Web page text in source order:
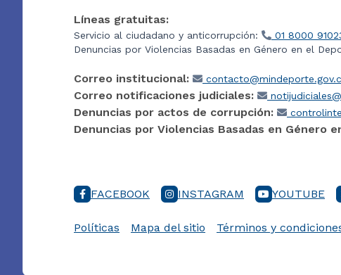
Líneas gratuitas:
Servicio al ciudadano y anticorrupción:
01 8000
Denuncias por Violencias Basadas en Género en el
Correo institucional:
Correo notificaciones judiciales:
Denuncias por actos de corrupción:
Denuncias por Violencias Basadas en Género
FACEBOOK INSTAGRAM YOUTUBE
Políticas Mapa del sitio Términos y